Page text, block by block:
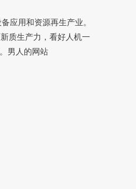
应用和资源再生产业。
质生产力，看好人机一
男人的网站